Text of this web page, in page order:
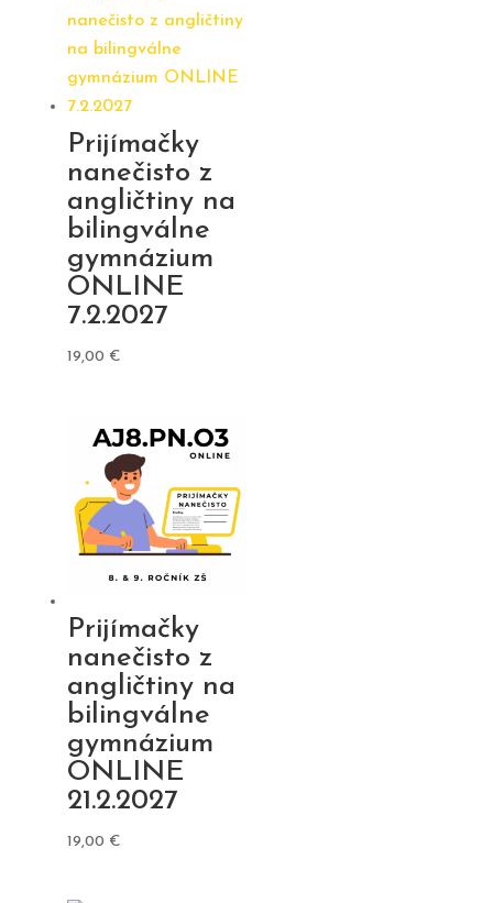
Prijímačky
nanečisto z
angličtiny na
bilingválne
gymnázium
ONLINE
7.2.2027
19,00 €
Prijímačky
nanečisto z
angličtiny na
bilingválne
gymnázium
ONLINE
21.2.2027
19,00 €